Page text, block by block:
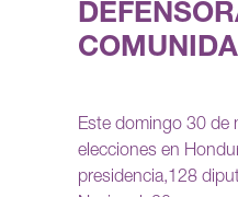
Este domingo 30 de
elecciones en
presidencia,128